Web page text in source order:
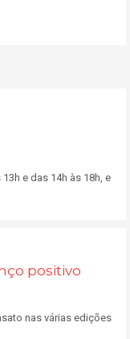
e das 14h às 18h, e
positivo
nas várias edições